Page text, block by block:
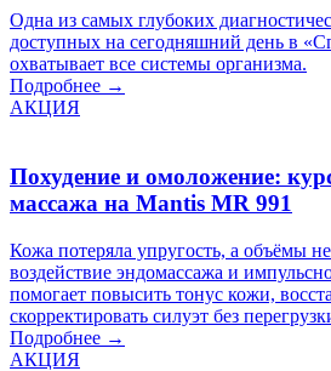
Одна из самых глубоких
доступных на сегодняшний день в
охватывает все системы организма.
Подробнее →
АКЦИЯ
Похудение и омоложение:
массажа на Mantis MR 991
Кожа потеряла упругость, а объёмы
воздействие эндомассажа и
помогает повысить тонус кожи,
скорректировать силуэт без
Подробнее →
АКЦИЯ